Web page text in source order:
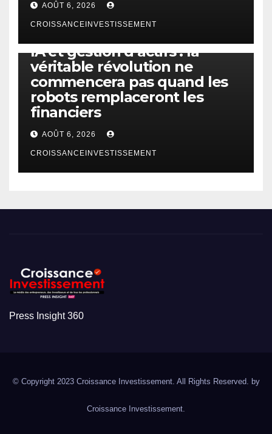
AOÛT 6, 2026
CROISSANCEINVESTISSEMENT
IA et gestion d’actifs : la
véritable révolution ne
commencera pas quand les
robots remplaceront les
financiers
AOÛT 6, 2026
CROISSANCEINVESTISSEMENT
Press Insight 360
© Copyright 2023 Croissance Investissement. All Rights Reserved. by
Croissance Investissement.